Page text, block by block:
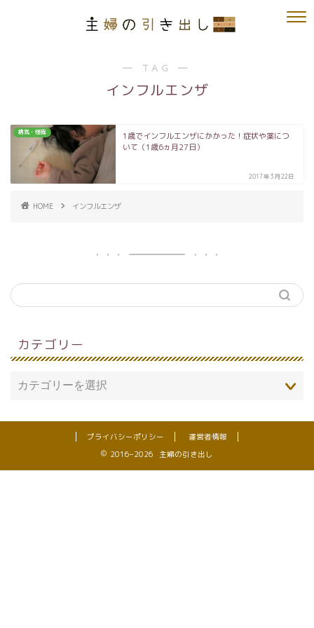
― TAG ―
インフルエンザ
病気・怪我
1歳でインフルエンザにかかった！症状や薬につ
いて（1歳6ヵ月27日）
2017年3月22日
HOME インフルエンザ
カテゴリー
プライバシーポリシー
運営者情報
2016–2026 主婦の引き出し